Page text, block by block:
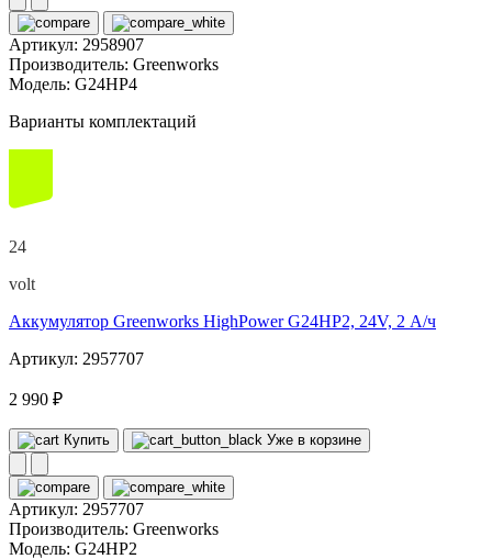
Артикул: 2958907
Производитель: Greenworks
Модель: G24HP4
Варианты комплектаций
24
volt
Аккумулятор Greenworks HighPower G24HP2, 24V, 2 А/ч
Артикул: 2957707
2 990 ₽
Купить Уже в корзине
Артикул: 2957707
Производитель: Greenworks
Модель: G24HP2